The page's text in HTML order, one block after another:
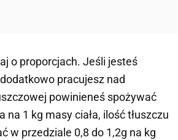
o proporcjach. Jeśli jesteś
pracujesz nad
powinieneś spożywać
na 1 kg masy ciała, ilość tłuszczu
w przedziale 0,8 do 1,2g na kg